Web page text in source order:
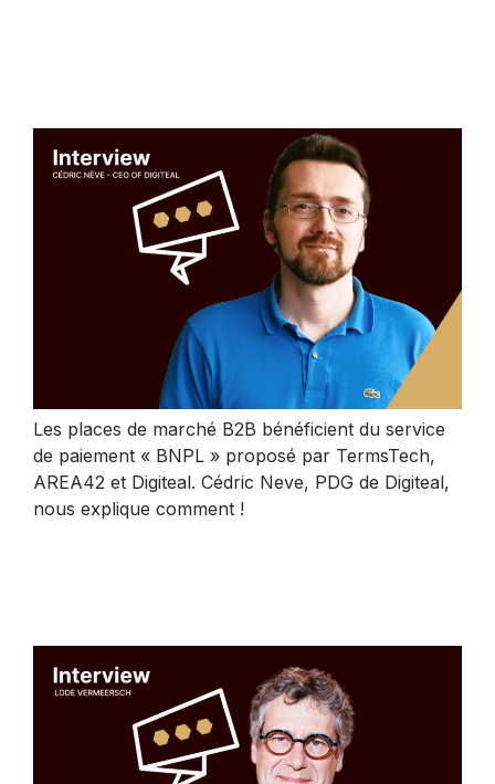
Les places de marché B2B bénéficient du service
de paiement « BNPL » proposé par TermsTech,
AREA42 et Digiteal. Cédric Neve, PDG de Digiteal,
nous explique comment !